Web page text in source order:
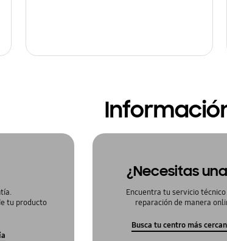
tu producto
¿Necesitas
Encuentra tu servicio
reparación de manera
Busca tu centro más